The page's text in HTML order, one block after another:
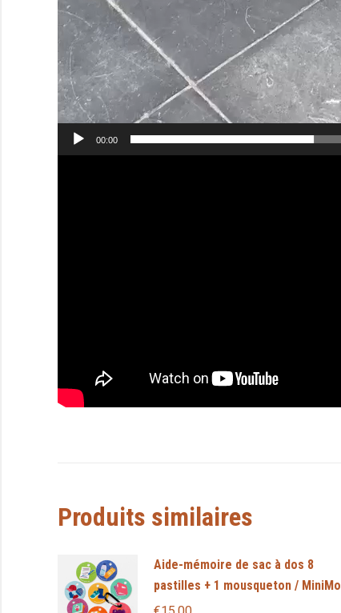
00:00
Produits similaires
Aide-mémoire de sac à dos 8
pastilles + 1 mousqueton / MiniMo